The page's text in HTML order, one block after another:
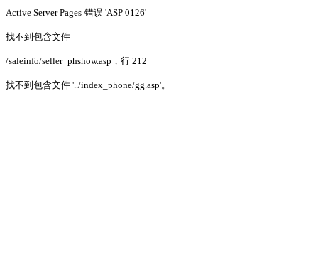
Active Server Pages 错误 'ASP 0126'
找不到包含文件
/saleinfo/seller_phshow.asp ，行 212
找不到包含文件 '../index_phone/gg.asp'。